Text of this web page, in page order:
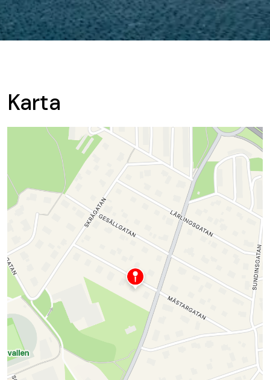
Karta